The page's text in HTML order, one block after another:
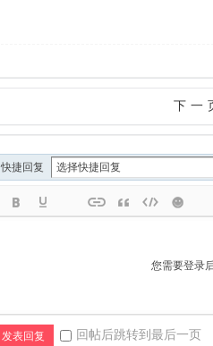
下一
快捷回复
您需要登录
发表回复 回帖后跳转到最后一页